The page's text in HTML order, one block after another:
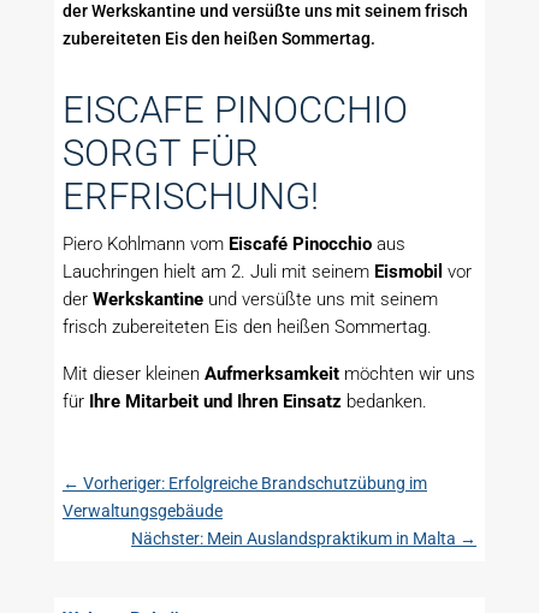
der Werkskantine und versüßte uns mit seinem frisch
zubereiteten Eis den heißen Sommertag.
EISCAFE PINOCCHIO
SORGT FÜR
ERFRISCHUNG!
Piero Kohlmann vom Eiscafé Pinocchioaus
Lauchringen hielt am 2. Juli mit seinem Eismobil vor
der Werkskantineund versüßte uns mit seinem
frisch zubereiteten Eis den heißen Sommertag.
Mit dieser kleinen Aufmerksamkeitmöchten wir uns
für Ihre Mitarbeit und Ihren Einsatz bedanken.
← Vorheriger: Erfolgreiche Brandschutzübung im
Verwaltungsgebäude
Nächster: Mein Auslandspraktikum in Malta →